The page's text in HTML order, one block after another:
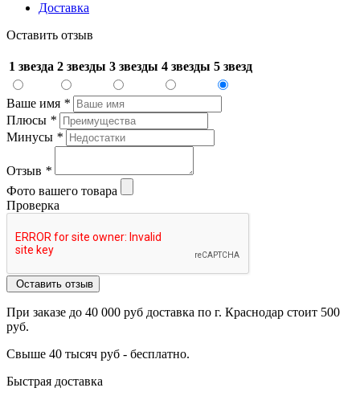
Доставка
Оставить отзыв
1 звезда 2 звезды 3 звезды 4 звезды 5 звезд
Ваше имя *
Плюсы *
Минусы *
Отзыв *
Фото вашего товара
Проверка
Оставить отзыв
При заказе до 40 000 руб доставка по г. Краснодар стоит 500
руб.
Свыше 40 тысяч руб - бесплатно.
Быстрая доставка